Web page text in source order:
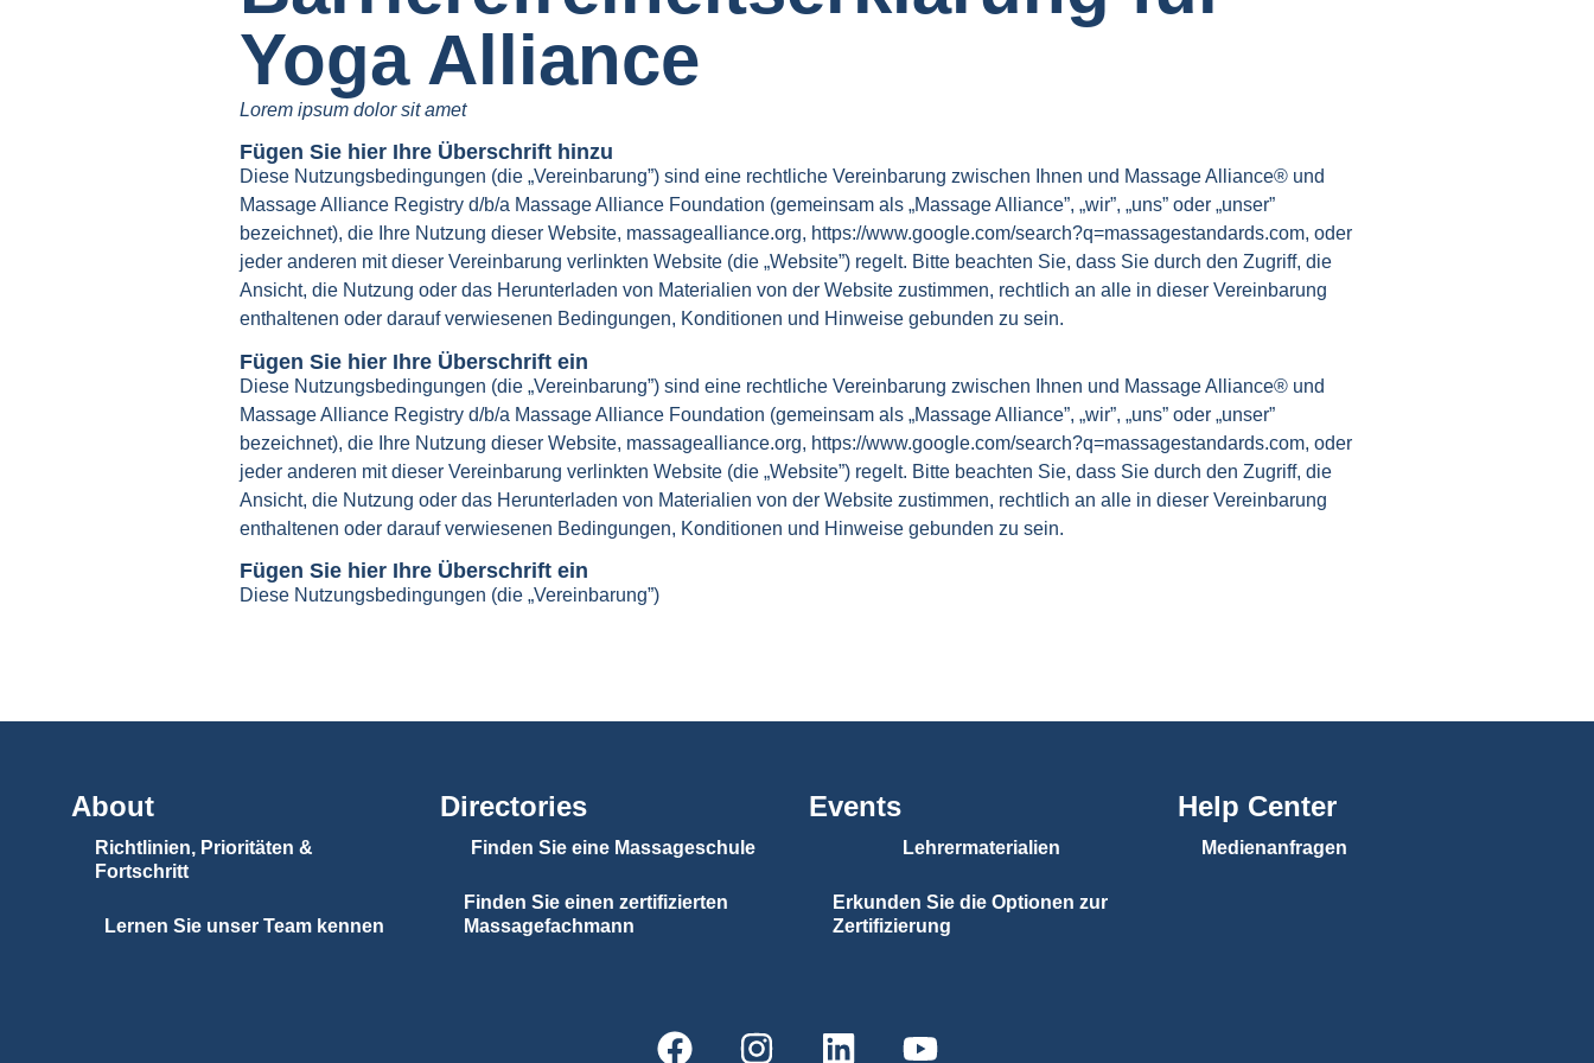
Yoga Alliance
Lorem ipsum dolor sit amet
Fügen Sie hier Ihre Überschrift hinzu
Diese Nutzungsbedingungen (die „Vereinbarung”) sind eine rechtliche Vereinbarung zwischen Ihnen und Massage Alliance® und
Massage Alliance Registry d/b/a Massage Alliance Foundation (gemeinsam als „Massage Alliance”, „wir”, „uns” oder „unser”
bezeichnet), die Ihre Nutzung dieser Website, massagealliance.org, https://www.google.com/search?q=massagestandards.com, oder
jeder anderen mit dieser Vereinbarung verlinkten Website (die „Website”) regelt. Bitte beachten Sie, dass Sie durch den Zugriff, die
Ansicht, die Nutzung oder das Herunterladen von Materialien von der Website zustimmen, rechtlich an alle in dieser Vereinbarung
enthaltenen oder darauf verwiesenen Bedingungen, Konditionen und Hinweise gebunden zu sein.
Fügen Sie hier Ihre Überschrift ein
Diese Nutzungsbedingungen (die „Vereinbarung”) sind eine rechtliche Vereinbarung zwischen Ihnen und Massage Alliance® und
Massage Alliance Registry d/b/a Massage Alliance Foundation (gemeinsam als „Massage Alliance”, „wir”, „uns” oder „unser”
bezeichnet), die Ihre Nutzung dieser Website, massagealliance.org, https://www.google.com/search?q=massagestandards.com, oder
jeder anderen mit dieser Vereinbarung verlinkten Website (die „Website”) regelt. Bitte beachten Sie, dass Sie durch den Zugriff, die
Ansicht, die Nutzung oder das Herunterladen von Materialien von der Website zustimmen, rechtlich an alle in dieser Vereinbarung
enthaltenen oder darauf verwiesenen Bedingungen, Konditionen und Hinweise gebunden zu sein.
Fügen Sie hier Ihre Überschrift ein
Diese Nutzungsbedingungen (die „Vereinbarung”)
About
Richtlinien, Prioritäten &
Fortschritt
Lernen Sie unser Team kennen
Directories
Finden Sie eine Massageschule
Finden Sie einen zertifizierten
Massagefachmann
Events
Lehrermaterialien
Erkunden Sie die Optionen zur
Zertifizierung
Help Center
Medienanfragen